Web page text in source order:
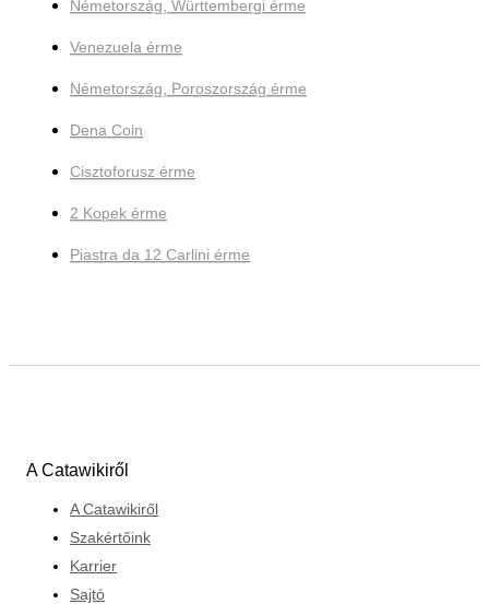
Németország, Württembergi érme
Venezuela érme
Németország, Poroszország érme
Dena Coin
Cisztoforusz érme
2 Kopek érme
Piastra da 12 Carlini érme
A Catawikiről
A Catawikiről
Szakértőink
Karrier
Sajtó